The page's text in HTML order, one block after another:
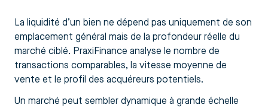
La liquidité d’un bien ne dépend pas uniquement de son
emplacement général mais de la profondeur réelle du
marché ciblé. PraxiFinance analyse le nombre de
transactions comparables, la vitesse moyenne de
vente et le profil des acquéreurs potentiels.
Un marché peut sembler dynamique à grande échelle